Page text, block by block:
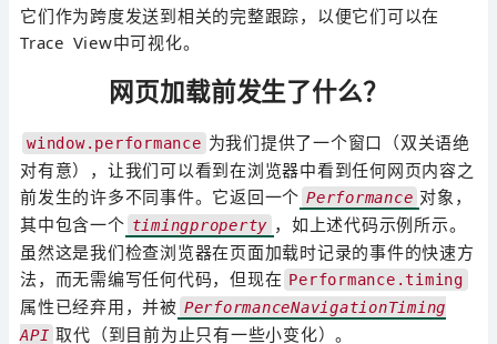
它们作为跨度发送到相关的完整跟踪，以便它们可以在
Trace View中可视化。
网页加载前发生了什么？
window.performance 为我们提供了一个窗口（双关语绝
对有意），让我们可以看到在浏览器中看到任何网页内容之
前发生的许多不同事件。它返回一个 Performance 对象，
其中包含一个 timingproperty ，如上述代码示例所示。
虽然这是我们检查浏览器在页面加载时记录的事件的快速方
法，而无需编写任何代码，但现在 Performance.timing
属性已经弃用，并被 PerformanceNavigationTiming
API 取代（到目前为止只有一些小变化）。